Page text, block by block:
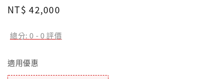
Regular
NT$ 42,000
總分:0 -0評價
適用優惠